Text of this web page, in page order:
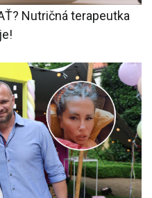
Nutričná terapeutka